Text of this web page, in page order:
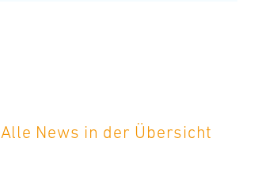
Alle News in der Übersicht